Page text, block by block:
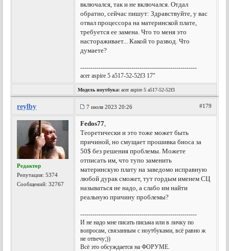
включался, так и не включался. Отдал
обратно, сейчас пишут: Здравствуйте, у вас
отвал процессора на материнской плате,
требуется ее замена. Что то меня это
настораживает... Какой то развод. Что
думаете?
---------------------------------------------------------
acer aspire 5 a517-52-52f3 17"
Модель ноутбука: acer aspire 5 a517-52-52f3
reylby 7 июля 2023 20:26 #179
Редактор
Репутация:5374
Сообщений: 32767
Fedos77,
Теоретически и это тоже может быть
причиной, но смущает прошивка биоса за
50$ без решения проблемы. Можете
отписать им, что тупо заменить
материнскую плату на заведомо исправную
любой дурак сможет, тут гордым именем СЦ
называться не надо, а слабо им найти
реальную причину проблемы?
---------------------------------------------------------
И не надо мне писать письма или в личку по
вопросам, связанным с ноутбуками, всё равно ж
не отвечу;))
Всё это обсуждается на ФОРУМЕ.